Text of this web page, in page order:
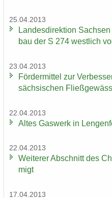
25.04.2013
Lan­des­di­rek­ti­on
bau der S 274 west­lich
23.04.2013
För­der­mit­tel zur
säch­si­schen
22.04.2013
Altes Gas­werk in
22.04.2013
Wei­te­rer Ab­schnitt des
migt
17.04.2013